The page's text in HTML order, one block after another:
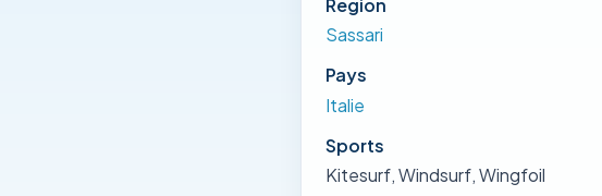
Sassari
Pays
Italie
Sports
Kitesurf, Windsurf, Wingfoil